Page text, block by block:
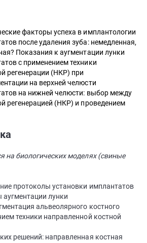
факторы успеха в имплантологии
после удаления зуба: немедленная,
Показания к аугментации лунки
с применением техники
регенерации (НКР) при
на верхней челюсти
на нижней челюсти: выбор между
регенерацией (НКР) и проведением
на биологических моделях (свиные
протоколы установки имплантатов
аугментации лунки
альвеолярного костного
техники направленной костной
решений: направленная костная